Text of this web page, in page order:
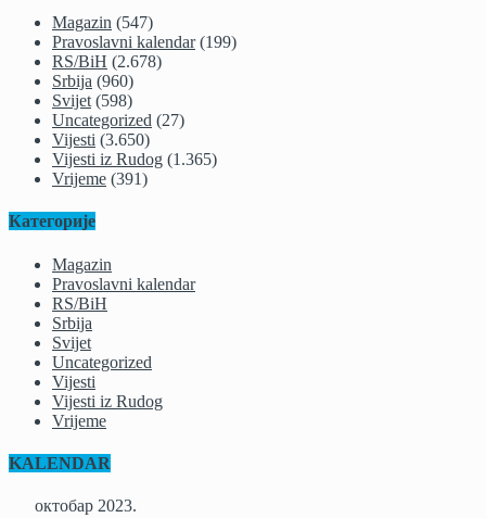
Magazin (547)
Pravoslavni kalendar(199)
RS/BiH (2.678)
Srbija (960)
Svijet (598)
Uncategorized (27)
Vijesti (3.650)
Vijesti iz Rudog (1.365)
Vrijeme (391)
Категорије
Magazin
Pravoslavni kalendar
RS/BiH
Srbija
Svijet
Uncategorized
Vijesti
Vijesti iz Rudog
Vrijeme
KALENDAR
октобар 2023.